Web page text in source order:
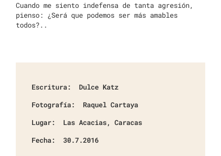
Cuando me siento indefensa de tanta agresión,
pienso: ¿Será que podemos ser más amables
todos?..
Escritura:
Dulce Katz
Fotografía:
Raquel Cartaya
Lugar:
Las Acacias, Caracas
Fecha:
30.7.2016